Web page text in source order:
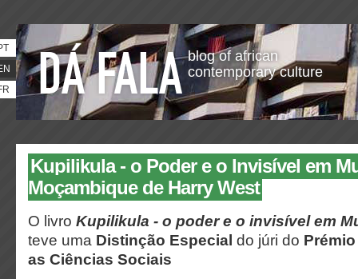
blog of african
contemporary culture
Kupilikula - o Poder e o Invisível em
Moçambique de Harry West
O livro Kupilikula - o poder e o invisível em
teve uma Distinção Especial do júri do
as Ciências Sociais